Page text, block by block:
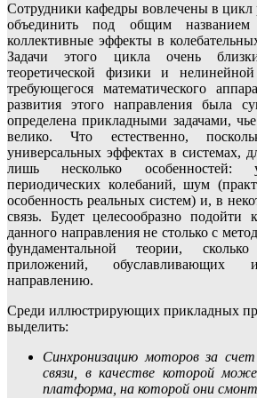
Сотрудники кафедры вовлечены в цикл
объединить под общим
коллективные эффекты в
Задачи этого цикла очень
теоретической физики и
требующегося математического
развития этого направления была
определена прикладными задачами,
велико. Что естественно,
универсальных эффектах в системах,
лишь несколько особенностей:
периодических колебаний, шум
особенность реальных систем) и, в
связь. Будет целесообразно подойти
данного направления не столько с
фундаментальной теории,
приложений,
направлению.
Среди иллюстрирующих прикладных
выделить:
Синхронизацию моторов за счет
связи, в качестве которой
платформа, на которой они